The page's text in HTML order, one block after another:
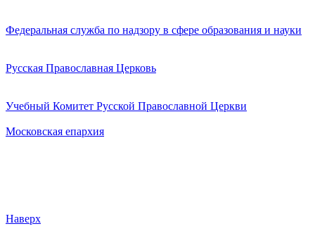
Федеральная служба по надзору в сфере образования и науки
Русская Православная Церковь
Учебный Комитет Русской Православной Церкви
Московская епархия
Наверх